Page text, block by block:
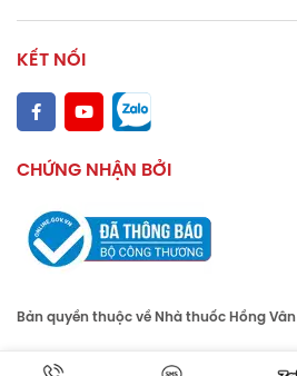
KẾT NỐI
CHỨNG NHẬN BỞI
Bản quyền thuộc về Nhà thuốc Hồng Vân